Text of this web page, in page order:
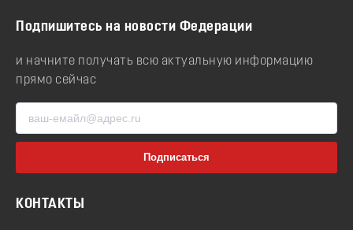
Подпишитесь на новости Федерации
и начните получать всю актуальную информацию
прямо сейчас
КОНТАКТЫ